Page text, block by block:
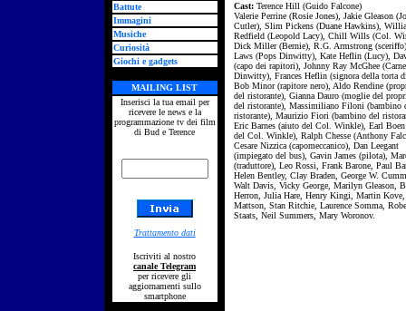
Battute
Immagini
Musiche
Curiosità
Giochi e gadgets
MAILING LIST
Inserisci la tua email per
ricevere le news e la
programmazione tv dei film
di Bud e Terence
Trattamento dati
Iscriviti al nostro
canale Telegram
per ricevere gli
aggiornamenti sullo
smartphone
Cast: Terence Hill (Guido Falcone)
Valerie Perrine (Rosie Jones), Jakie Gleason
Cutler), Slim Pickens (Duane Hawkins),
Redfield (Leopold Lacy), Chill Wills (Col.
Dick Miller (Bernie), R.G. Armstrong
Laws (Pops Dinwitty), Kate Heflin (Lucy),
(capo dei rapitori), Johnny Ray McGhee
Dinwitty), Frances Heflin (signora della torta
Bob Minor (rapitore nero), Aldo Rendine
del ristorante), Gianna Dauro (moglie del
del ristorante), Massimiliano Filoni (bambino
ristorante), Maurizio Fiori (bambino del
Eric Barnes (aiuto del Col. Winkle), Earl
del Col. Winkle), Ralph Chesse (Anthony
Cesare Nizzica (capomeccanico), Dan Leegant
(impiegato del bus), Gavin James (pilota),
(traduttore), Leo Rossi, Frank Barone, Paul
Helen Bentley, Clay Braden, George W.
Walt Davis, Vicky George, Marilyn Gleason,
Herron, Julia Hare, Henry Kingi, Martin Kove,
Mattson, Stan Ritchie, Laurence Somma,
Staats, Neil Summers, Mary Woronov.